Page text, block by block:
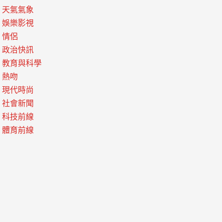
天氣氣象
娛樂影視
情侶
政治快訊
教育與科學
熱吻
現代時尚
社會新聞
科技前線
體育前線